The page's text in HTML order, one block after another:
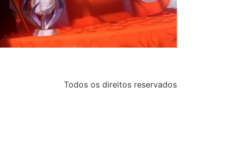
Todos os direitos reservados